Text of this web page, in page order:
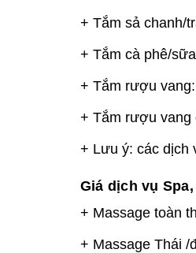
+ Tắm sả chanh/
+ Tắm cà phê/
+ Tắm rượu
+ Tắm rượu vang
+ Lưu ý: các dịch
Giá dịch vụ
+ Massage toàn
+ Massage Thái